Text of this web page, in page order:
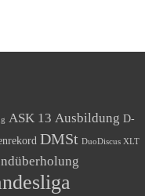
ASK 13 Ausbildung D-
DMSt DuoDiscus XLT